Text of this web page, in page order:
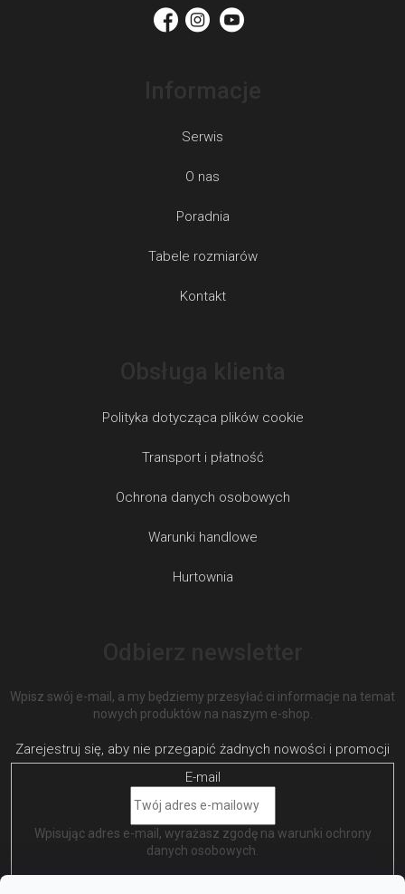
k
i
t
y
Serwis
O nas
Poradnia
Tabele rozmiarów
Kontakt
Polityka dotycząca plików cookie
Transport i płatność
Ochrona danych osobowych
Warunki handlowe
Hurtownia
Wpisz swój e-mail, a my będziemy przesyłać ci informacje na temat
nowych produktów na naszym e-shop.
E-mail
Wpisując adres e-mail, wyrażasz zgodę na warunki ochrony
danych osobowych